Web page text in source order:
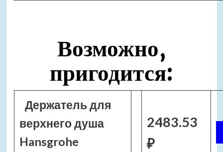
Возможно,
пригодится:
Держатель для
верхнего душа
Hansgrohe
2483.53
₽